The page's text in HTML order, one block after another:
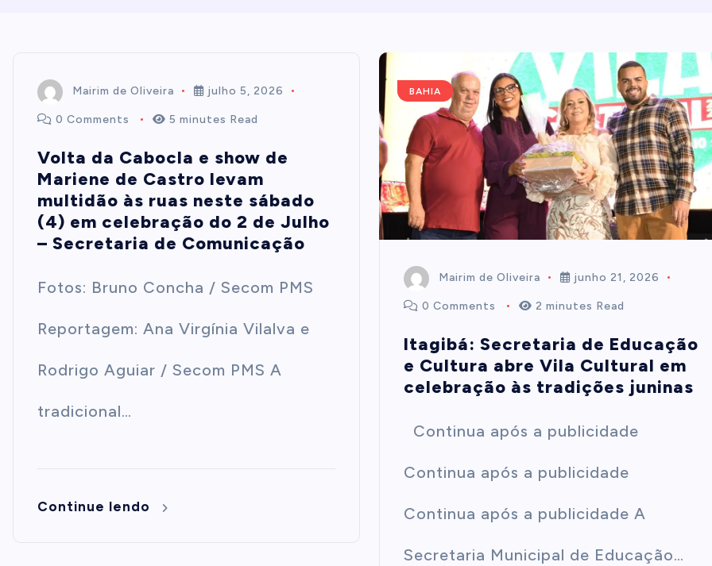
Mairim de Oliveira julho 5, 2026
0 Comments 5 minutes Read
Volta da Cabocla e show de
Mariene de Castro levam
multidão às ruas neste sábado
(4) em celebração do 2 de Julho
– Secretaria de Comunicação
Fotos: Bruno Concha / Secom PMS
Reportagem: Ana Virgínia Vilalva e
Rodrigo Aguiar / Secom PMS A
tradicional…
Continue lendo
BAHIA
Mairim de Oliveira junho 21, 2026
0 Comments 2 minutes Read
Itagibá: Secretaria de Educação
e Cultura abre Vila Cultural em
celebração às tradições juninas
Continua após a publicidade
Continua após a publicidade
Continua após a publicidade A
Secretaria Municipal de Educação…